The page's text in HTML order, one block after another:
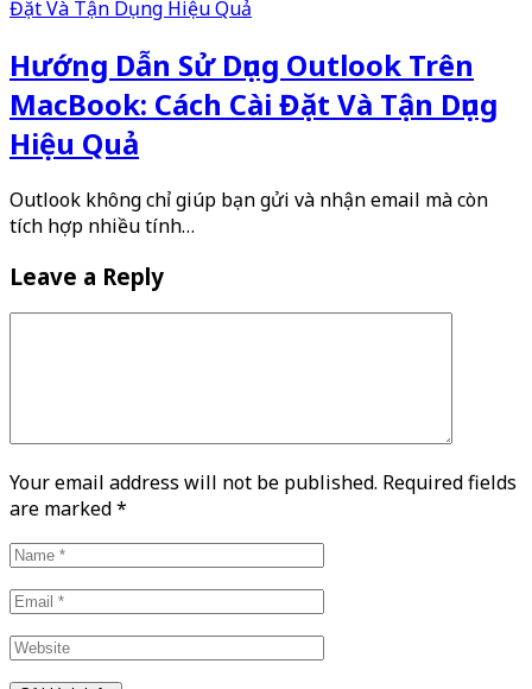
Hướng Dẫn Sử Dụng Outlook Trên
MacBook: Cách Cài Đặt Và Tận Dụng
Hiệu Quả
Outlook không chỉ giúp bạn gửi và nhận email mà còn
tích hợp nhiều tính…
Leave a Reply
Your email address will not be published. Required fields
are marked*